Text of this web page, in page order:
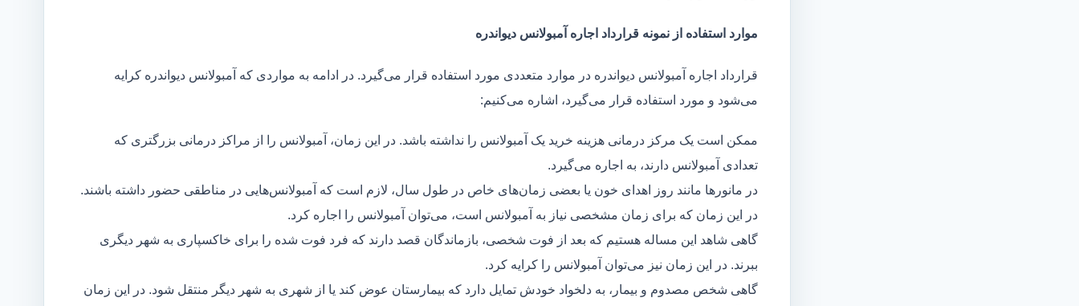
موارد استفاده از نمونه قرارداد اجاره آمبولانس دیواندره
قرارداد اجاره آمبولانس دیواندره در موارد متعددی مورد استفاده قرار می‌گیرد. در ادامه به مواردی که آمبولانس دیواندره کرایه
می‌شود و مورد استفاده قرار می‌گیرد، اشاره می‌کنیم:
ممکن است یک مرکز درمانی هزینه خرید یک آمبولانس را نداشته باشد. در این زمان، آمبولانس را از مراکز درمانی بزرگتری که
تعدادی آمبولانس دارند، به اجاره می‌گیرد.
در مانور‌ها مانند روز اهدای خون یا بعضی زمان‌های خاص در طول سال، لازم است که آمبولانس‌هایی در مناطقی حضور داشته باشند.
در این زمان که برای زمان مشخصی نیاز به آمبولانس است، می‌توان آمبولانس را اجاره کرد.
گاهی شاهد این مساله هستیم که بعد از فوت شخصی، بازماندگان قصد دارند که فرد فوت شده را برای خاکسپاری به شهر دیگری
ببرند. در این زمان نیز می‌توان آمبولانس را کرایه کرد.
گاهی شخص مصدوم و بیمار، به دلخواد خودش تمایل دارد که بیمارستان عوض کند یا از شهری به شهر دیگر منتقل شود. در این زمان